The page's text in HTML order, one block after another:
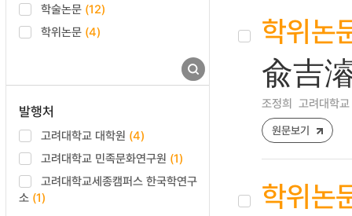
학술논문 (12)
학위논문 (4)
발행처
고려대학교 대학원 (4)
고려대학교 민족문화연구원 (1)
고려대학교세종캠퍼스 한국학연구
소 (1)
학위논
兪吉
조정희 고려대학
원문보기
학위논